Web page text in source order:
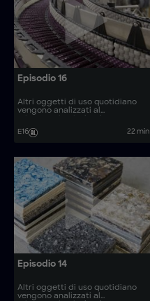
Episodio 16
Altri oggetti di uso quotidiano
vengono analizzati al
vengono prodotti. Come si
realizzano articoli come le saune
E16 22 min
Episodio 14
Altri oggetti di uso quotidiano
vengono analizzati al